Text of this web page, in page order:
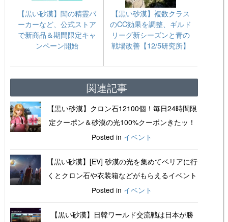
【黒い砂漠】闇の精霊パ
ーカーなど、公式ストア
で新商品＆期間限定キャ
ンペーン開始
【黒い砂漠】複数クラス
のCC効果を調整、ギルド
リーグ新シーズンと青の
戦場改善【12/5研究所】
関連記事
【黒い砂漠】クロン石12100個！毎日24時間限
定クーポン＆砂漠の光100%クーポンきたッ！
Posted in イベント
【黒い砂漠】[EV] 砂漠の光を集めてベリアに行
くとクロン石や衣装箱などがもらえるイベント
Posted in イベント
【黒い砂漠】日韓ワールド交流戦は日本が勝